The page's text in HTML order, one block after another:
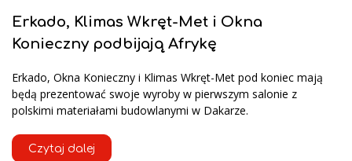
Erkado, Klimas Wkręt-Met i Okna
Konieczny podbijają Afrykę
Erkado, Okna Konieczny i Klimas Wkręt-Met pod koniec mają
będą prezentować swoje wyroby w pierwszym salonie z
polskimi materiałami budowlanymi w Dakarze.
Czytaj dalej